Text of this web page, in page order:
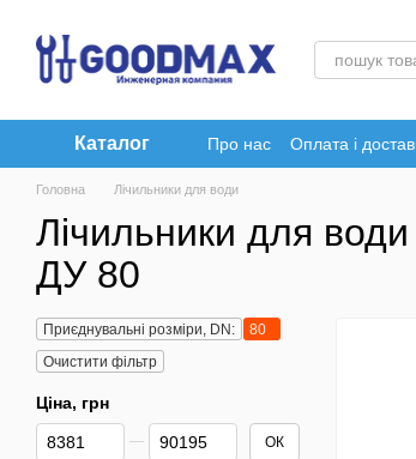
Каталог Про нас Оплата і
Головна Лічильники для води
Лічильники для
ДУ 80
Приєднувальні розміри, DN:
80
Очистити фільтр
Ціна, грн
Від Ціна, грн
До Ціна, грн ОК